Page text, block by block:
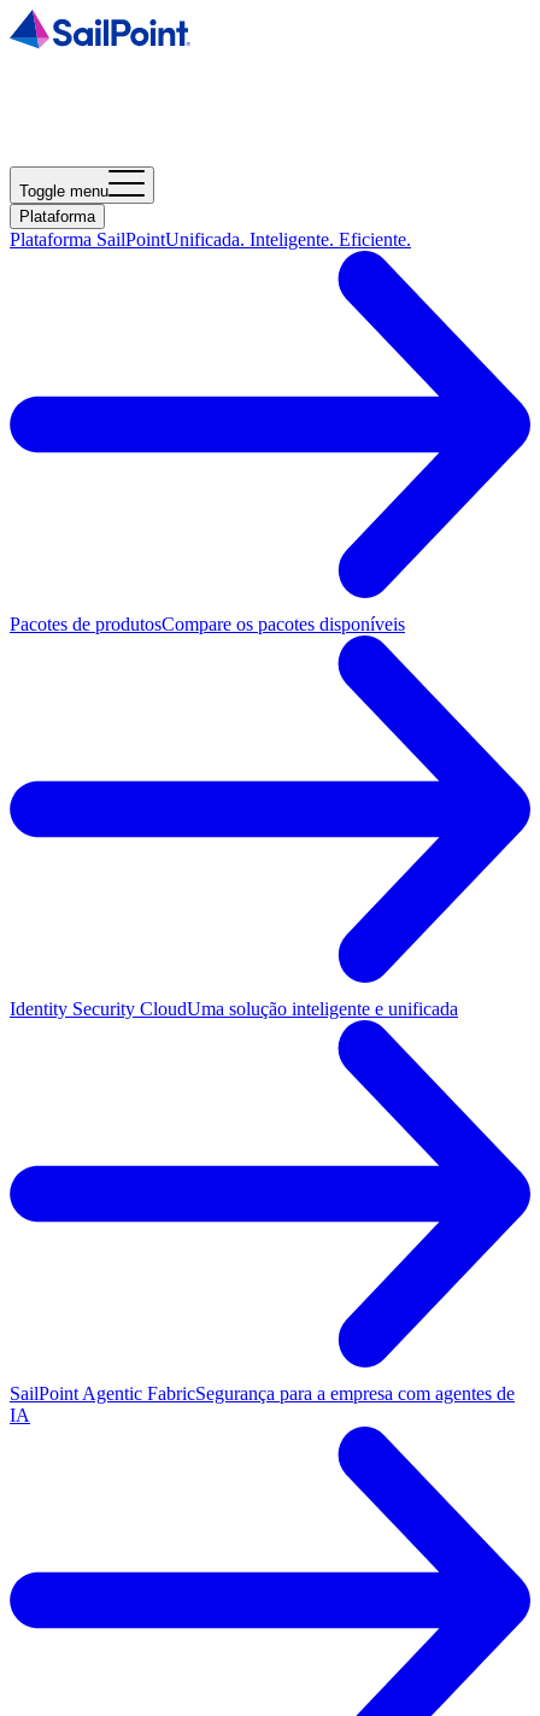
Toggle menu
Plataforma
Plataforma SailPointUnificada. Inteligente. Eficiente.
Pacotes de produtosCompare os pacotes disponíveis
Identity Security CloudUma solução inteligente e unificada
SailPoint Agentic FabricSegurança para a empresa com agentes de
IA